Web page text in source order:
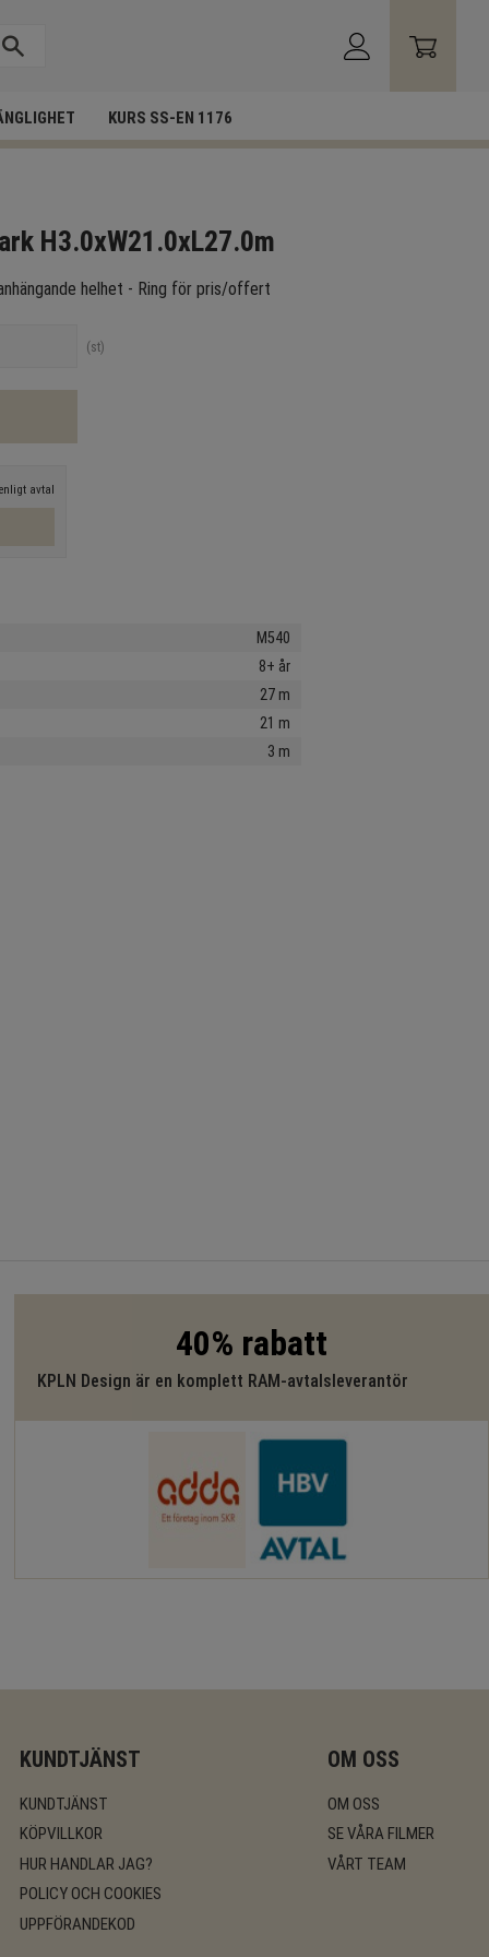
KURS SS-EN 1176
H3.0xW21.0xL27.0m
helhet - Ring för pris/offert
st
enligt avtal
M540
8+ år
27 m
21 m
3 m
40% rabatt
KPLN Design är en komplett RAM-avtalsleverantör
KUNDTJÄNST
KUNDTJÄNST
KÖPVILLKOR
HUR HANDLAR JAG?
POLICY OCH COOKIES
UPPFÖRANDEKOD
OM OSS
OM OSS
SE VÅRA FILMER
VÅRT TEAM